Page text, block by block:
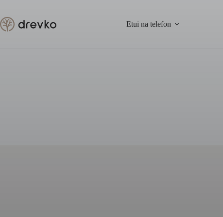
treści
Etui na telefon